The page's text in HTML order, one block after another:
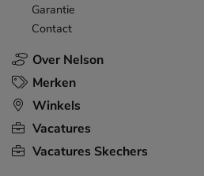
Over Nelson
Garantie
Contact
Merken
Winkels
Vacatures
Vacatures Skechers